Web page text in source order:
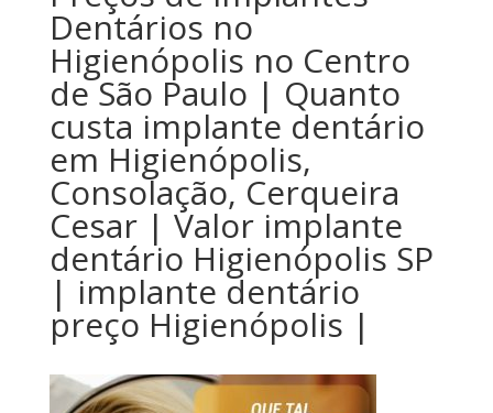
Dentários no
Higienópolis no Centro
de São Paulo | Quanto
custa implante dentário
em Higienópolis,
Consolação, Cerqueira
Cesar | Valor implante
dentário Higienópolis SP
| implante dentário
preço Higienópolis |